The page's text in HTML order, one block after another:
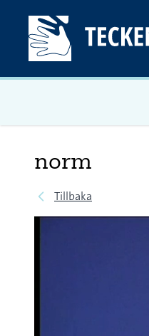
norm
Tillbaka